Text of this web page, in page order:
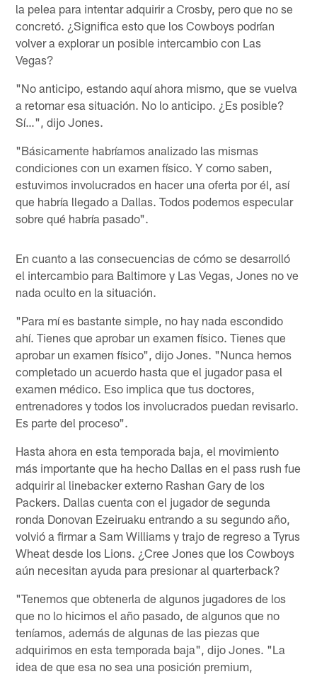
la pelea para intentar adquirir a Crosby, pero que no se
concretó. ¿Significa esto que los Cowboys podrían
volver a explorar un posible intercambio con Las
Vegas?
"No anticipo, estando aquí ahora mismo, que se vuelva
a retomar esa situación. No lo anticipo. ¿Es posible?
Sí…", dijo Jones.
"Básicamente habríamos analizado las mismas
condiciones con un examen físico. Y como saben,
estuvimos involucrados en hacer una oferta por él, así
que habría llegado a Dallas. Todos podemos especular
sobre qué habría pasado".
En cuanto a las consecuencias de cómo se desarrolló
el intercambio para Baltimore y Las Vegas, Jones no ve
nada oculto en la situación.
"Para mí es bastante simple, no hay nada escondido
ahí. Tienes que aprobar un examen físico. Tienes que
aprobar un examen físico", dijo Jones. "Nunca hemos
completado un acuerdo hasta que el jugador pasa el
examen médico. Eso implica que tus doctores,
entrenadores y todos los involucrados puedan revisarlo.
Es parte del proceso".
Hasta ahora en esta temporada baja, el movimiento
más importante que ha hecho Dallas en el pass rush fue
adquirir al linebacker externo Rashan Gary de los
Packers. Dallas cuenta con el jugador de segunda
ronda Donovan Ezeiruaku entrando a su segundo año,
volvió a firmar a Sam Williams y trajo de regreso a Tyrus
Wheat desde los Lions. ¿Cree Jones que los Cowboys
aún necesitan ayuda para presionar al quarterback?
"Tenemos que obtenerla de algunos jugadores de los
que no lo hicimos el año pasado, de algunos que no
teníamos, además de algunas de las piezas que
adquirimos en esta temporada baja", dijo Jones. "La
idea de que esa no sea una posición premium,